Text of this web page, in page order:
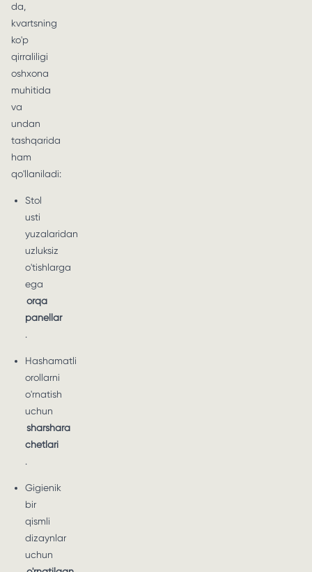
da,
kvartsning
ko'p
qirraliligi
oshxona
muhitida
va
undan
tashqarida
ham
qo'llaniladi:
Stol
usti
yuzalaridan
uzluksiz
o'tishlarga
ega
orqa
panellar
.
Hashamatli
orollarni
o'rnatish
uchun
sharshara
chetlari
.
Gigienik
bir
qismli
dizaynlar
uchun